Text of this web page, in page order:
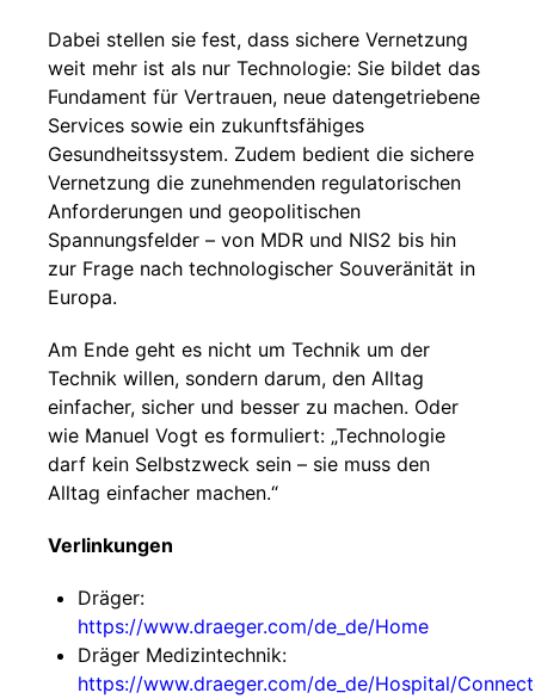
Dabei stellen sie fest, dass sichere Vernetzung
weit mehr ist als nur Technologie: Sie bildet das
Fundament für Vertrauen, neue datengetriebene
Services sowie ein zukunftsfähiges
Gesundheitssystem. Zudem bedient die sichere
Vernetzung die zunehmenden regulatorischen
Anforderungen und geopolitischen
Spannungsfelder – von MDR und NIS2 bis hin
zur Frage nach technologischer Souveränität in
Europa.
Am Ende geht es nicht um Technik um der
Technik willen, sondern darum, den Alltag
einfacher, sicher und besser zu machen. Oder
wie Manuel Vogt es formuliert: „Technologie
darf kein Selbstzweck sein – sie muss den
Alltag einfacher machen.“
Verlinkungen
Dräger:
https://www.draeger.com/de_de/Home
Dräger Medizintechnik:
https://www.draeger.com/de_de/Hospital/